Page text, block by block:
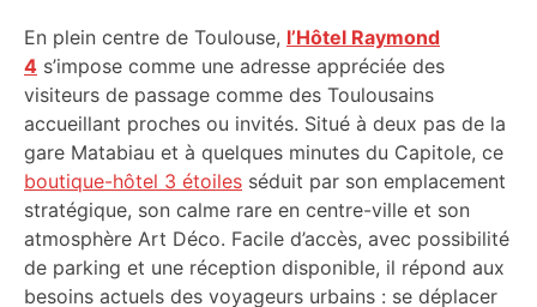
En plein centre de Toulouse, l’Hôtel Raymond
4 s’impose comme une adresse appréciée des
visiteurs de passage comme des Toulousains
accueillant proches ou invités. Situé à deux pas de la
gare Matabiau et à quelques minutes du Capitole, ce
boutique-hôtel 3 étoiles séduit par son emplacement
stratégique, son calme rare en centre-ville et son
atmosphère Art Déco. Facile d’accès, avec possibilité
de parking et une réception disponible, il répond aux
besoins actuels des voyageurs urbains : se déplacer